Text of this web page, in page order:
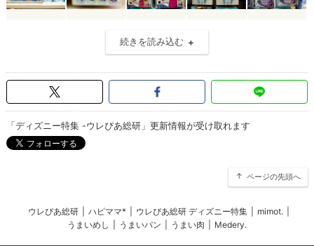
続きを読み込む
「ディズニー特集 -ウレぴあ総研」更新情報が受け取れます
ページの先頭へ
ウレぴあ総研 ハピママ* ウレぴあ総研 ディズニー特集 mimot.
うまいめし
うまいパン うまい肉 Medery.